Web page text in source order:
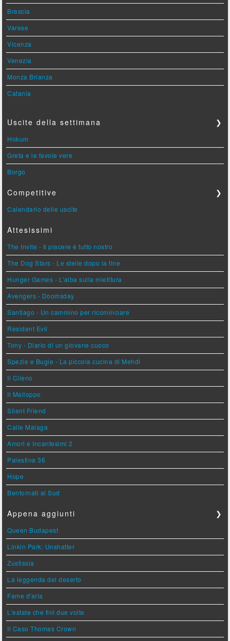
Brescia
Varese
Vicenza
Venezia
Monza Brianza
Catania
Uscite della settimana ❯
Hokum
Greta e le favole vere
Borgo
Competitive ❯
Calendario delle uscite
Attesissimi
The Invite - Il piacere è tutto nostro
The Dog Stars - Le stelle dopo la fine
Hunger Games - L'alba sulla mietitura
Avengers - Doomsday
Santiago - Un cammino per ricominciare
Resident Evil
Tony - Diario di un giovane cuoco
Spezie e Bugie - La piccola cucina di Mehdi
Il Cileno
Il Malloppo
Silent Friend
Calle Malaga
Amori e Incantesimi 2
Palestina 36
Hope
Bentornati al Sud
Appena aggiunti ❯
Queen Budapest
Linkin Park: Unshatter
Zustissia
La leggenda del deserto
Fame d'aria
L'estate che finì due volte
Il Caso Thomas Crown